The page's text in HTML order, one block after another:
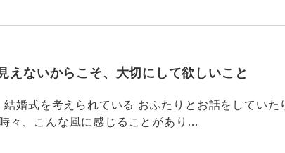
えないからこそ、大切にして欲しいこと
婚式を考えられている おふたりとお話をしていた
々、こんな風に感じることがあり…